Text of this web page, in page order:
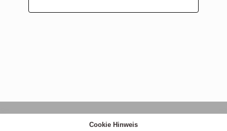
Kloster Heilig Kreuz |Impressum
Cookie Hinweis